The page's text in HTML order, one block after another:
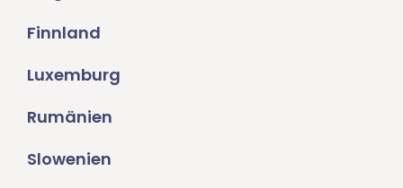
Finnland
Luxemburg
Rumänien
Slowenien